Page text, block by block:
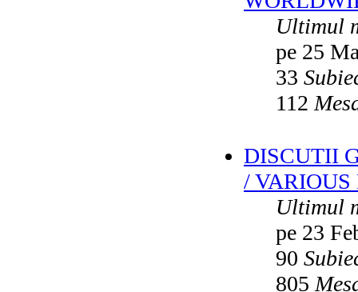
Ultimul
pe 25
33
112
DISCUTII
/ VARIOUS
Ultimul
pe 23
90
805